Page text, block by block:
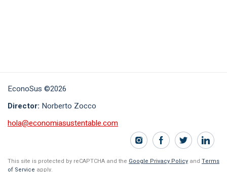
EconoSus ©2026
Director: Norberto Zocco
hola@economiasustentable.com
This site is protected by reCAPTCHA and the Google Privacy Policy and Terms
of Service apply.